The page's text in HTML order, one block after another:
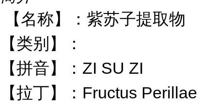
【名称】：紫苏子提取物
【类别】：
【拼音】： ZI SU ZI
【拉丁】： Fructus Perillae